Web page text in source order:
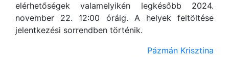
elérhetőségek valamelyikén legkésőbb 2024.
november 22. 12:00 óráig. A helyek feltöltése
jelentkezési sorrendben történik.
Pázmán Krisztina